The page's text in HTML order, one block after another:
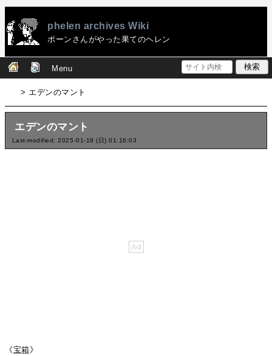
phelen archives Wiki
ポーンさんがやった果てのヘレン
Menu
> エデンのマント
エデンのマント
Last-modified: 2025-01-19 (日) 01:16:03
《宝箱》